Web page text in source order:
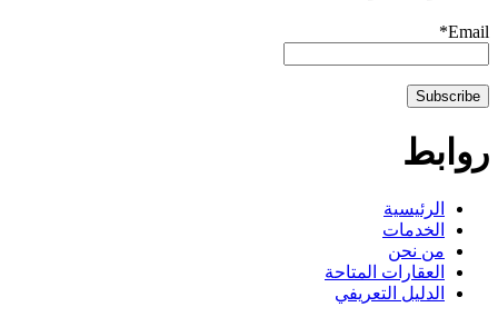
Email*
روابط
الرئيسية
الخدمات
من نحن
العقارات المتاحة
الدليل التعريفي